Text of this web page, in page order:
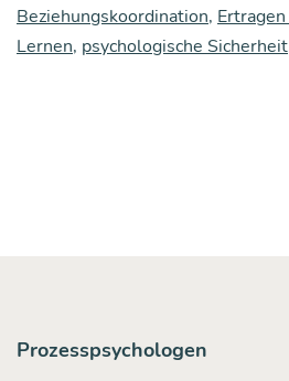
än­
de­
Beziehungskoordination,
Lernen, psychologische Sicherheit
Prozesspsychologen